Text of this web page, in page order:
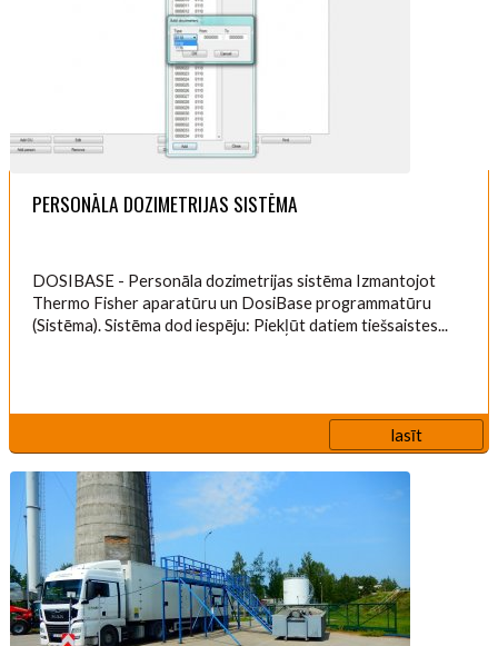
PERSONĀLA DOZIMETRIJAS SISTĒMA
DOSIBASE - Personāla dozimetrijas sistēma Izmantojot
Thermo Fisher aparatūru un DosiBase programmatūru
(Sistēma). Sistēma dod iespēju: Piekļūt datiem tiešsaistes...
lasīt